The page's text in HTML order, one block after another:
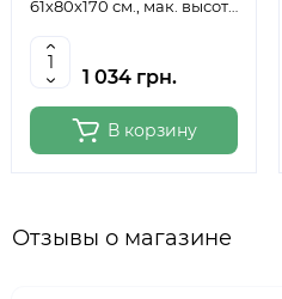
61х80х170 см., мак. высота
Studio
1 034 грн.
В корзину
Отзывы о магазине